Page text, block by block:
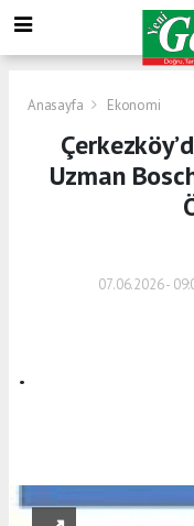
Anasayfa Ekonomi
Uzman
07.06.2026 -
.